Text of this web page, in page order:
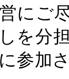
にご
を分
参加